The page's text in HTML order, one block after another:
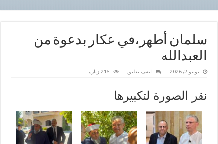
سلمان أطهر،في عكار بدعوة من
العبدالله
يونيو 2, 2026 اضف تعليق 215 زيارة
نقر الصورة لتكبيرها